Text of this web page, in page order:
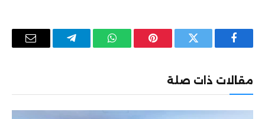
فيسبوك تويتر بينتيريستواتساب تيلقرام
البريد
مقالات ذات صلة